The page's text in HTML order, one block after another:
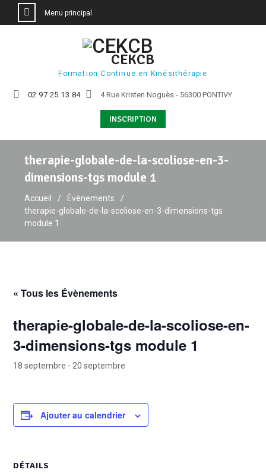
Menu principal
CEKCB
Formation Continue en Kinésithérapie
02 97 25 13 84 4 Rue Kristen Noguès - 56300 PONTIVY
INSCRIPTION
therapie-globale-de-la-scoliose-en-3-
dimensions-tgs module 1
Accueil
Évènements
therapie-globale-de-la-scoliose-en-3-dimensions-tgs
module 1
« Tous les Évènements
therapie-globale-de-la-scoliose-en-
3-dimensions-tgs module 1
18 septembre - 20 septembre
Ajouter au calendrier
DÉTAILS